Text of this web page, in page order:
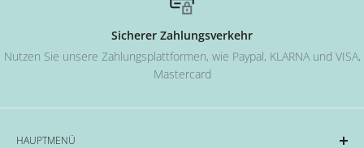
Sicherer Zahlungsverkehr
Nutzen Sie unsere Zahlungsplattformen, wie Paypal, KLARNA und VISA,
Mastercard
HAUPTMENÜ